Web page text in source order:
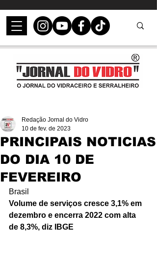
PRINCIPAIS NOTICIAS
DO DIA 10 DE
FEVEREIRO
Redação Jornal do Vidro
10 de fev. de 2023
Brasil
Volume de serviços cresce 3,1% em
dezembro e encerra 2022 com alta
de 8,3%, diz IBGE